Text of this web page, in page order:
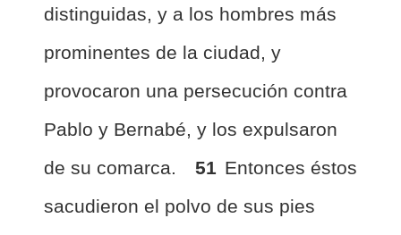
distinguidas, y a los hombres más
prominentes de la ciudad, y
provocaron una persecución contra
Pablo y Bernabé, y los expulsaron
de su comarca.
51 Entonces éstos
sacudieron el polvo de sus pies